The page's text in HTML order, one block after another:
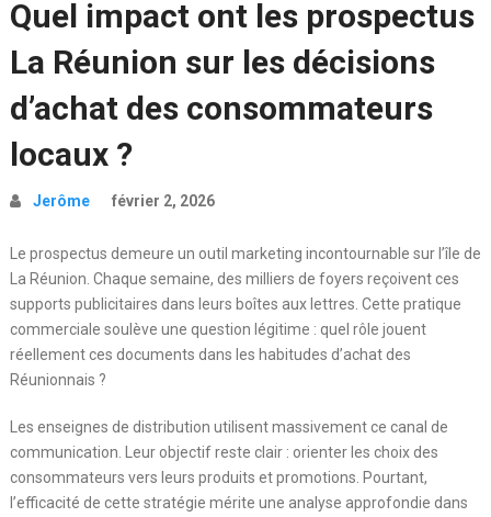
Quel impact ont les prospectus
La Réunion sur les décisions
d’achat des consommateurs
locaux ?
Jerôme février 2, 2026
Le prospectus demeure un outil marketing incontournable sur l’île de
La Réunion. Chaque semaine, des milliers de foyers reçoivent ces
supports publicitaires dans leurs boîtes aux lettres. Cette pratique
commerciale soulève une question légitime : quel rôle jouent
réellement ces documents dans les habitudes d’achat des
Réunionnais ?
Les enseignes de distribution utilisent massivement ce canal de
communication. Leur objectif reste clair : orienter les choix des
consommateurs vers leurs produits et promotions. Pourtant,
l’efficacité de cette stratégie mérite une analyse approfondie dans